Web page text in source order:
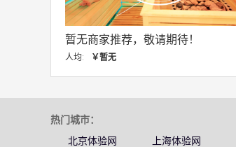
暂无商家推荐，敬请期待！
人均: ￥暂无
热门城市：
北京体验网
上海体验网